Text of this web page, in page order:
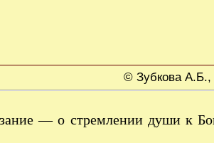
© Зубкова А.Б.,
— о стремлении души к